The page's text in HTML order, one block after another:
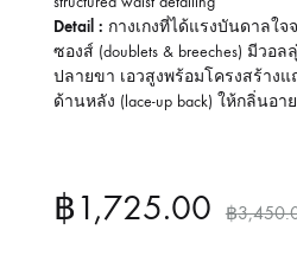
Detail : กางเกงที่ได้แรงบันดาลใจ
ซองส์ (doublets & breeches) มีว
ปลายขา เอวสูงพร้อมโครงสร้าง
ด้านหลัง (lace-up back) ให้กลิ่นอา
฿1,725.00 ฿